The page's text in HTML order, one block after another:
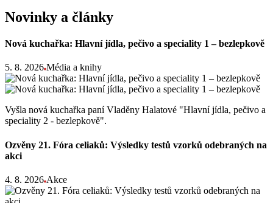
Novinky a články
Nová kuchařka: Hlavní jídla, pečivo a speciality 1 – bezlepkově
5. 8. 2026 Média a knihy
Vyšla nová kuchařka paní Vladěny Halatové "Hlavní jídla, pečivo a
speciality 2 - bezlepkově".
Ozvěny 21. Fóra celiaků: Výsledky testů vzorků odebraných na
akci
4. 8. 2026 Akce